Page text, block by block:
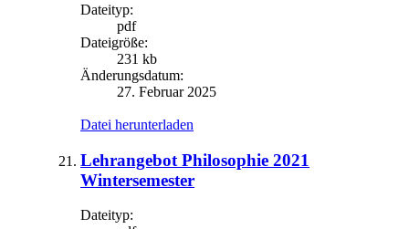
Dateityp:
pdf
Dateigröße:
231 kb
Änderungsdatum:
27. Februar 2025
Datei herunterladen
Lehrangebot Philosophie 2021
Wintersemester
Dateityp: